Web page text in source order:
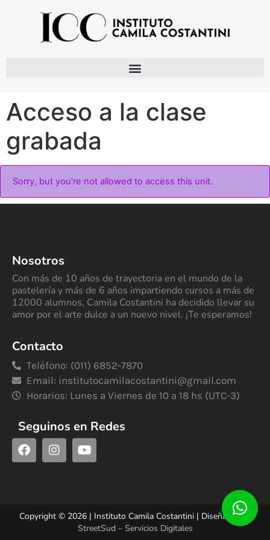
Acceso a la clase
grabada
Sorry, but you're not allowed to access this unit.
Nosotros
Con más de 10 años de trayectoria en el mundo de la
pastelería y más de 6 años impartiendo cursos a más de
12000 alumnos, Camila Costantini ha decidido llevar su
amor por el arte dulce a un nuevo nivel. ¡Te esperamos!
Contacto
Teléfono: (011) 6852-7870
Email: institutocamilacostantini@gmail.com
Horarios: Lunes a Viernes de 10 a 18 hs (UTC-3)
Seguinos en Redes
Copyright © 2026 | Instituto Camila Costantini | Diseñado por
StreetSud – Servicios Digitales